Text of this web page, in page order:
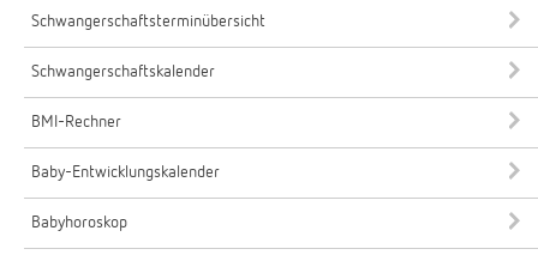
Schwangerschaftsterminübersicht
Schwangerschaftskalender
BMI-Rechner
Baby-Entwicklungskalender
Babyhoroskop